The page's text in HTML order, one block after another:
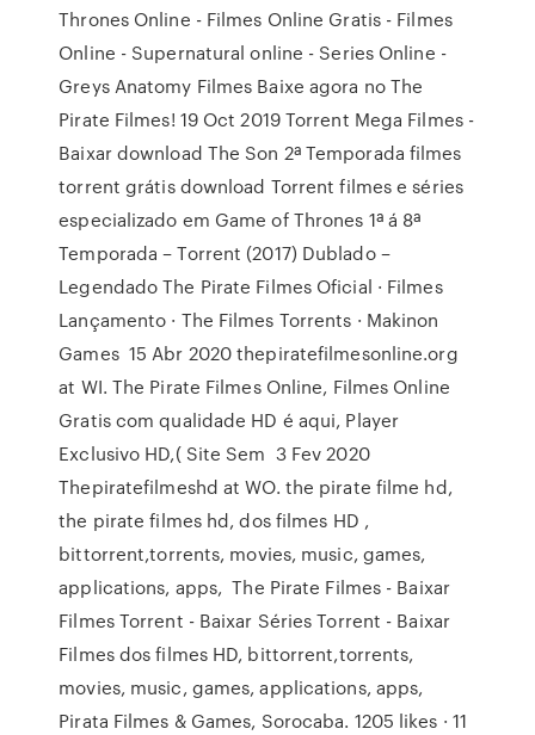
Thrones Online - Filmes Online Gratis - Filmes
Online - Supernatural online - Series Online -
Greys Anatomy Filmes Baixe agora no The
Pirate Filmes! 19 Oct 2019 Torrent Mega Filmes -
Baixar download The Son 2ª Temporada filmes
torrent grátis download Torrent filmes e séries
especializado em Game of Thrones 1ª á 8ª
Temporada – Torrent (2017) Dublado –
Legendado The Pirate Filmes Oficial · Filmes
Lançamento · The Filmes Torrents · Makinon
Games 15 Abr 2020 thepiratefilmesonline.org
at WI. The Pirate Filmes Online, Filmes Online
Gratis com qualidade HD é aqui, Player
Exclusivo HD,( Site Sem 3 Fev 2020
Thepiratefilmeshd at WO. the pirate filme hd,
the pirate filmes hd, dos filmes HD ,
bittorrent,torrents, movies, music, games,
applications, apps, The Pirate Filmes - Baixar
Filmes Torrent - Baixar Séries Torrent - Baixar
Filmes dos filmes HD, bittorrent,torrents,
movies, music, games, applications, apps,
Pirata Filmes & Games, Sorocaba. 1205 likes · 11